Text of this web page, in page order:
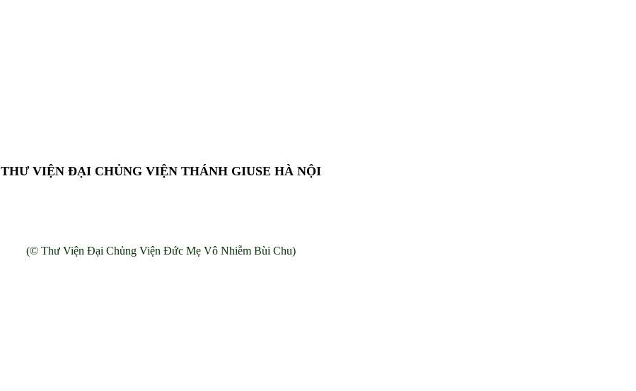
THƯ VIỆN ĐẠI CHỦNG VIỆN THÁNH GIUSE HÀ NỘI
(© Thư Viện Đại Chủng Viện Đức Mẹ Vô Nhiễm Bùi Chu)